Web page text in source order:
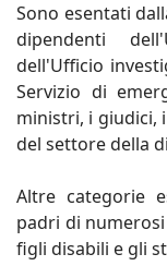
Sono esentati
dipendenti
dell'Ufficio
Servizio di
ministri, i giudici,
del settore della
Altre categorie
padri di
figli disabili e gli